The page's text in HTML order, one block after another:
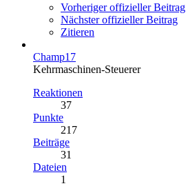
Vorheriger offizieller Beitrag
Nächster offizieller Beitrag
Zitieren
Champ17
Kehrmaschinen-Steuerer
Reaktionen
37
Punkte
217
Beiträge
31
Dateien
1